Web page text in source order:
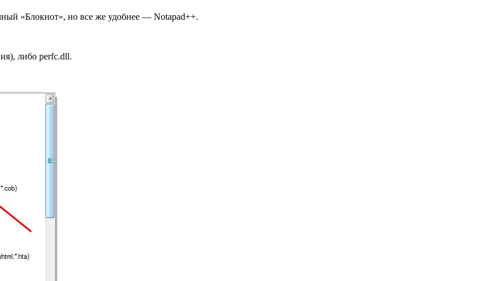
«Блокнот», но все же удобнее — Notapad++.
либо perfc.dll.